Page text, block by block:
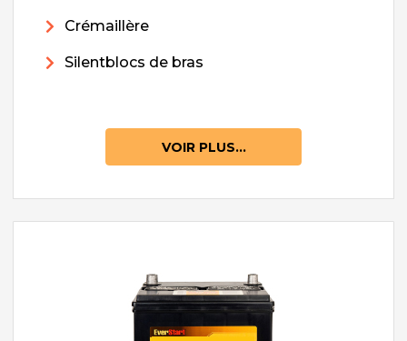
Crémaillère
Silentblocs de bras
VOIR PLUS...